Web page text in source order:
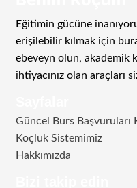
Eğitimin gücüne
erişilebilir kılmak için
ebeveyn olun, akademik
ihtiyacınız olan araçları
Güncel Burs Başvuruları
Koçluk Sistemimiz
Hakkımızda